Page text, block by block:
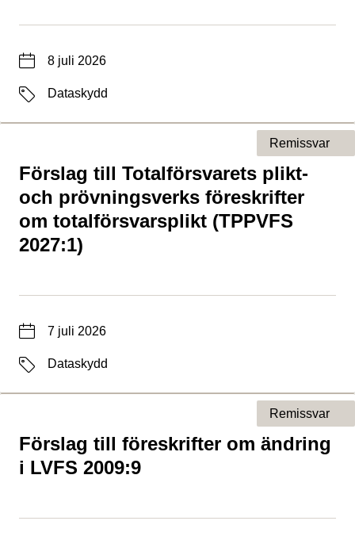
Datum8 juli 2026
EtiketterDataskydd
Förslag till Totalförsvarets plikt-
och prövningsverks föreskrifter
om totalförsvarsplikt (TPPVFS
2027:1)
Typ av sida
Remissvar
Datum7 juli 2026
EtiketterDataskydd
Förslag till föreskrifter om ändring
i LVFS 2009:9
Typ av sida
Remissvar